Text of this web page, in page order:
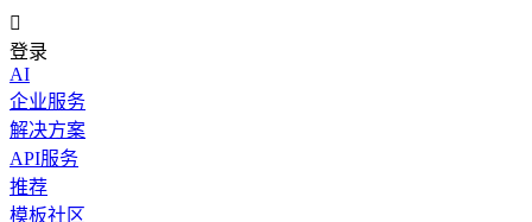

登录
AI
企业服务
解决方案
API服务
推荐
模板社区